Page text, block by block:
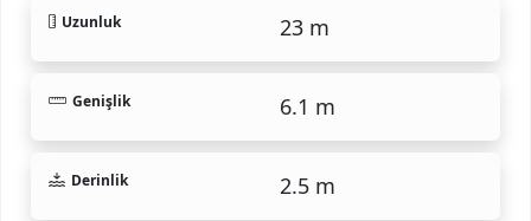
Uzunluk 23 m
Genişlik 6.1 m
Derinlik 2.5 m